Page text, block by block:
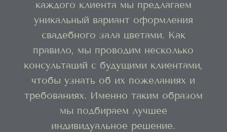
каждого клиента мы предлагаем
уникальный вариант оформления
свадебного зала цветами. Как
правило, мы проводим несколько
консультаций с будущими клиентами,
чтобы узнать об их пожеланиях и
требованиях. Именно таким образом
мы подбираем лучшее
индивидуальное решение.